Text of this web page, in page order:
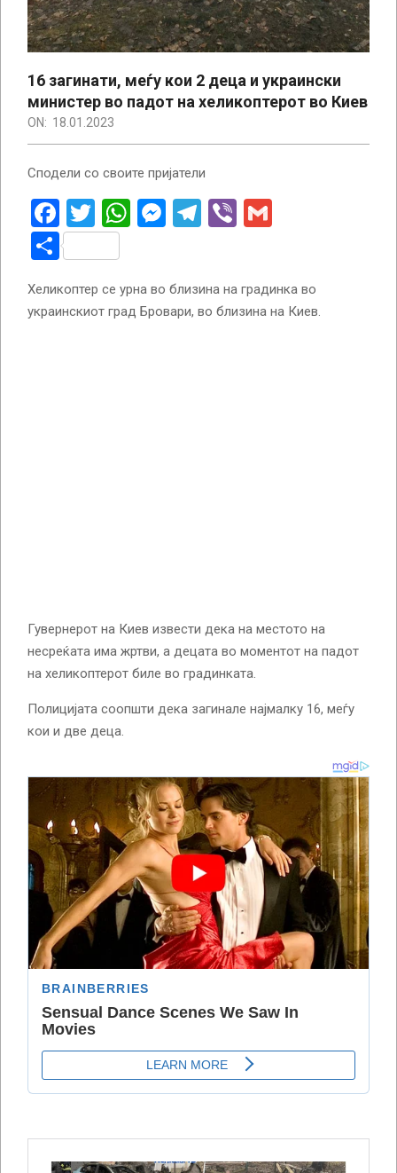
16 загинати, меѓу кои 2 деца и украински
министер во падот на хеликоптерот во Киев
ON: 18.01.2023
Сподели со своите пријатели
Facebook
Twitter
WhatsApp
Messenger
Telegram
Viber
Share
Хеликоптер се урна во близина на градинка во
украинскиот град Бровари, во близина на Киев.
Гувернерот на Киев извести дека на местото на
несреќата има жртви, а децата во моментот на падот
на хеликоптерот биле во градинката.
Полицијата соопшти дека загинале најмалку 16, меѓу
кои и две деца.